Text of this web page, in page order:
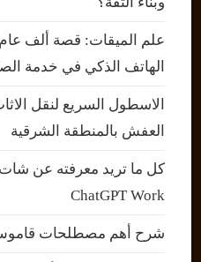
علم الميقات: قصة ألف
الهاتف الذكي في خدمة
الاسطول السريع لنقل
العفش بالمنطقة الشرقية
كل ما تريد معرفته عن
ChatGPT Work
شرح أهم مصطلحات قاموس